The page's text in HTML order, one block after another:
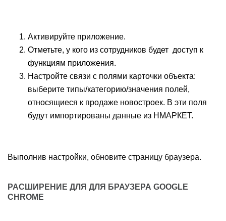
Активируйте приложение.
Отметьте, у кого из сотрудников будет доступ к
функциям приложения.
Настройте связи с полями карточки объекта:
выберите типы/категорию/значения полей,
относящиеся к продаже новостроек. В эти поля
будут импортированы данные из НМАРКЕТ.
Выполнив настройки, обновите страницу браузера.
РАСШИРЕНИЕ ДЛЯ ДЛЯ БРАУЗЕРА GOOGLE
CHROME